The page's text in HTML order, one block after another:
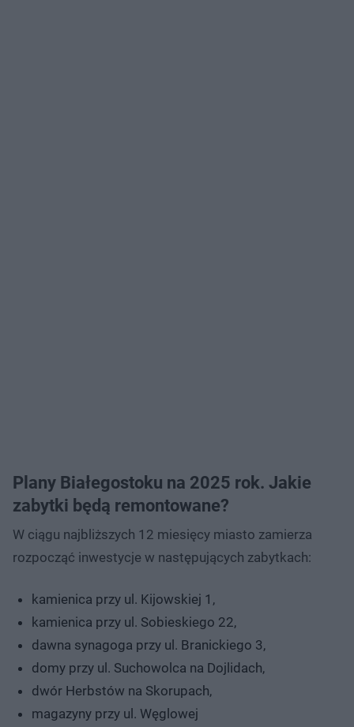
Plany Białegostoku na 2025 rok. Jakie
zabytki będą remontowane?
W ciągu najbliższych 12 miesięcy miasto zamierza
rozpocząć inwestycje w następujących zabytkach:
kamienica przy ul. Kijowskiej 1,
kamienica przy ul. Sobieskiego 22,
dawna synagoga przy ul. Branickiego 3,
domy przy ul. Suchowolca na Dojlidach,
dwór Herbstów na Skorupach,
magazyny przy ul. Węglowej